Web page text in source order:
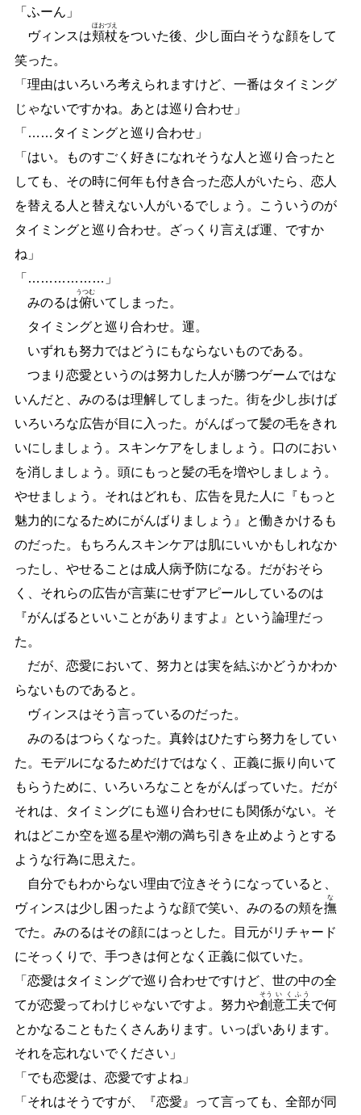
「ふーん」
ヴィンスは頬
ほお
杖
づえ
をついた後、少し面白そうな顔をして
笑った。
「理由はいろいろ考えられますけど、一番はタイミング
じゃないですかね。あとは巡り合わせ」
「 … … タイミングと巡り合わせ」
「はい。ものすごく好きになれそうな人と巡り合ったと
しても、その時に何年も付き合った恋人がいたら、恋人
を替える人と替えない人がいるでしょう。こういうのが
タイミングと巡り合わせ。ざっくり言えば運、ですか
ね」
「 … … … … … … 」
みのるは俯
うつむ
いてしまった。
タイミングと巡り合わせ。運。
いずれも努力ではどうにもならないものである。
つまり恋愛というのは努力した人が勝つゲームではな
いんだと、みのるは理解してしまった。街を少し歩けば
いろいろな広告が目に入った。がんばって髪の毛をきれ
いにしましょう。スキンケアをしましょう。口のにおい
を消しましょう。頭にもっと髪の毛を増やしましょう。
やせましょう。それはどれも、広告を見た人に『もっと
魅力的になるためにがんばりましょう』と働きかけるも
のだった。もちろんスキンケアは肌にいいかもしれなか
ったし、やせることは成人病予防になる。だがおそら
く、それらの広告が言葉にせずアピールしているのは
『がんばるといいことがありますよ』という論理だっ
た。
だが、恋愛において、努力とは実を結ぶかどうかわか
らないものであると。
ヴィンスはそう言っているのだった。
みのるはつらくなった。真鈴はひたすら努力をしてい
た。モデルになるためだけではなく、正義に振り向いて
もらうために、いろいろなことをがんばっていた。だが
それは、タイミングにも巡り合わせにも関係がない。そ
れはどこか空を巡る星や潮の満ち引きを止めようとする
ような行為に思えた。
自分でもわからない理由で泣きそうになっていると、
ヴィンスは少し困ったような顔で笑い、みのるの頬を撫
な
でた。みのるはその顔にはっとした。目元がリチャード
にそっくりで、手つきは何となく正義に似ていた。
「恋愛はタイミングで巡り合わせですけど、世の中の全
てが恋愛ってわけじゃないですよ。努力や創
そう
意
い
工夫
くふう
で何
とかなることもたくさんあります。いっぱいあります。
それを忘れないでください」
「でも恋愛は、恋愛ですよね」
「それはそうですが、『恋愛』って言っても、全部が同